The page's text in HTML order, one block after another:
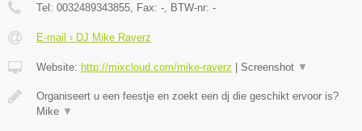
Tel: 0032489343855 , Fax: - , BTW-nr: -
E-mail › DJ Mike Raverz
Website: http://mixcloud.com/mike-raverz | Screenshot ▼
Organiseert u een feestje en zoekt een dj die geschikt ervoor is?
Mike ▼